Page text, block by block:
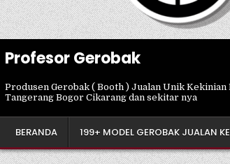
Profesor Gerobak
Produsen Gerobak ( Booth ) Jualan Unik
Tangerang Bogor Cikarang dan sekitar nya
BERANDA 199+ MODEL GEROBAK JUALAN